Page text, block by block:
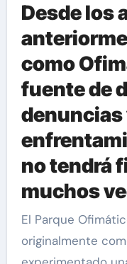
Desde los
como
fuente de
denuncias
no tendrá
muchos
El Parque Ofimático de A Coruña, concebido
originalmente